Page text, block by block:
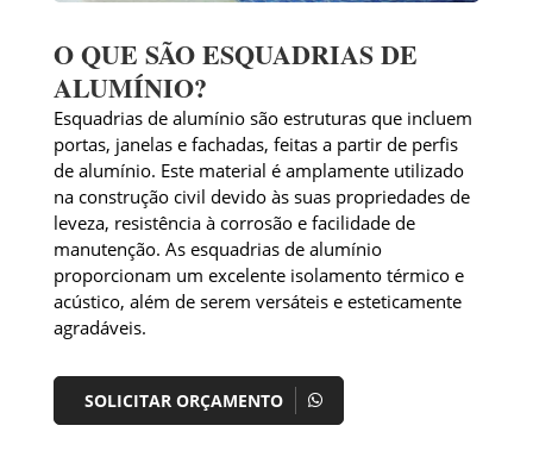
O QUE SÃO ESQUADRIAS DE
ALUMÍNIO?
Esquadrias de alumínio são estruturas que incluem
portas, janelas e fachadas, feitas a partir de perfis
de alumínio. Este material é amplamente utilizado
na construção civil devido às suas propriedades de
leveza, resistência à corrosão e facilidade de
manutenção. As esquadrias de alumínio
proporcionam um excelente isolamento térmico e
acústico, além de serem versáteis e esteticamente
agradáveis.
SOLICITAR ORÇAMENTO